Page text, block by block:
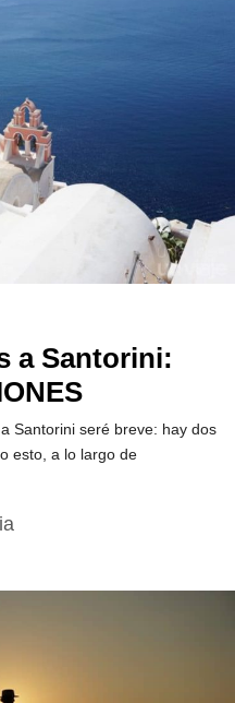
a Santorini:
Santorini seré breve: hay dos
esto, a lo largo de